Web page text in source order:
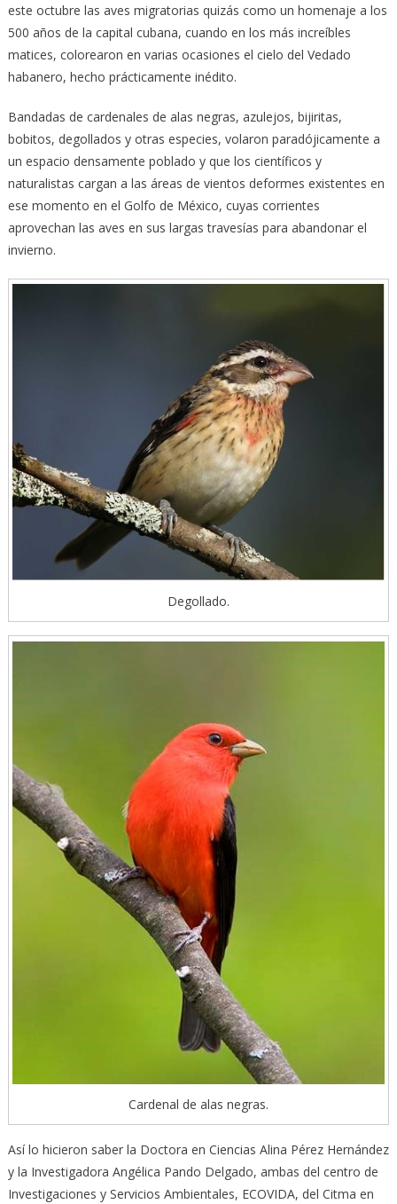
este octubre las aves migratorias quizás como un homenaje a los
500 años de la capital cubana, cuando en los más increíbles
matices, colorearon en varias ocasiones el cielo del Vedado
habanero, hecho prácticamente inédito.
Bandadas de cardenales de alas negras, azulejos, bijiritas,
bobitos, degollados y otras especies, volaron paradójicamente a
un espacio densamente poblado y que los científicos y
naturalistas cargan a las áreas de vientos deformes existentes en
ese momento en el Golfo de México, cuyas corrientes
aprovechan las aves en sus largas travesías para abandonar el
invierno.
Degollado.
Cardenal de alas negras.
Así lo hicieron saber la Doctora en Ciencias Alina Pérez Hernández
y la Investigadora Angélica Pando Delgado, ambas del centro de
Investigaciones y Servicios Ambientales, ECOVIDA, del Citma en